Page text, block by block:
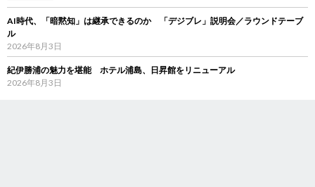
AI時代、「暗黙知」は継承できるのか 「デジブレ」説明会／ラウンドテーブ
ル
2026年8月3日
紀伊勝浦の魅力を堪能 ホテル浦島、日昇館をリニューアル
2026年8月3日